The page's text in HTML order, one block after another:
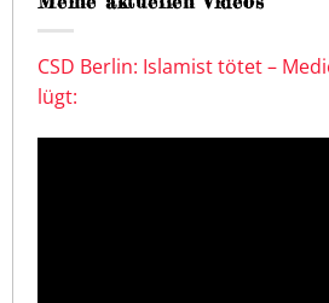
CSD Berlin: Islamist tötet –
lügt: